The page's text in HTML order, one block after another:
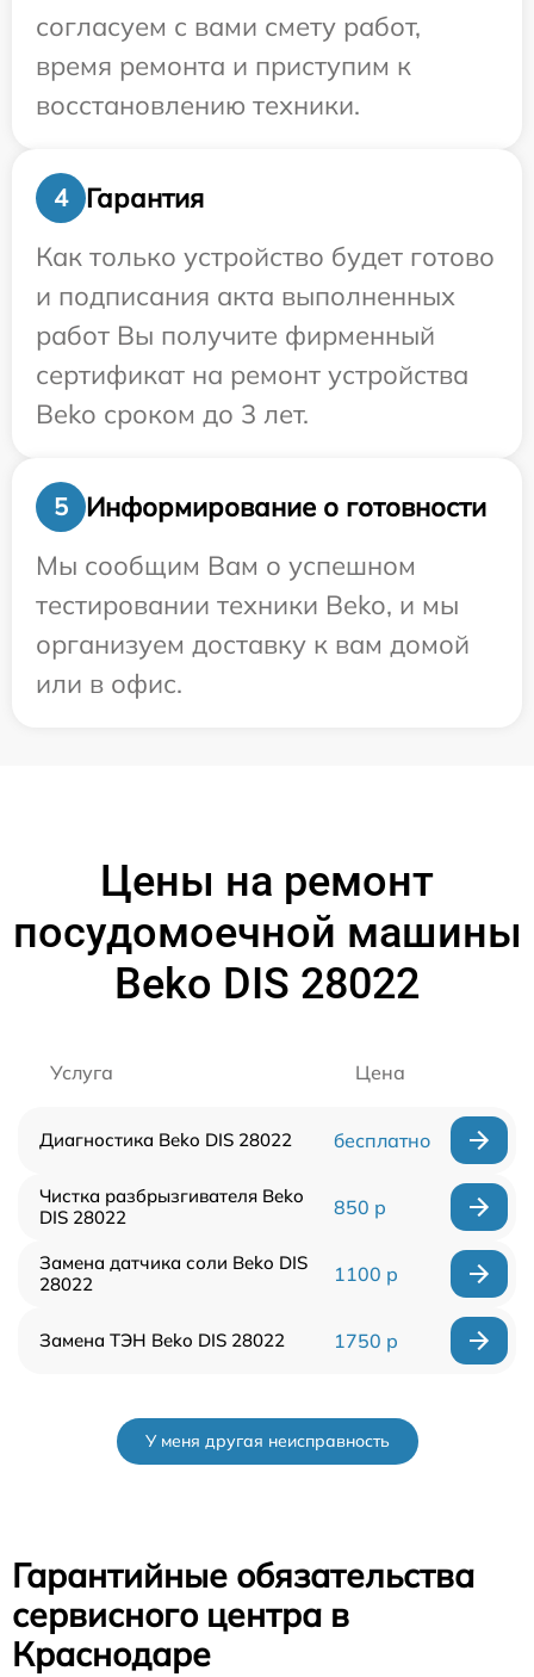
согласуем с вами смету работ,
время ремонта и приступим к
восстановлению техники.
4
Гарантия
Как только устройство будет готово
и подписания акта выполненных
работ Вы получите фирменный
сертификат на ремонт устройства
Beko сроком до 3 лет.
5
Информирование о готовности
Мы сообщим Вам о успешном
тестировании техники Beko, и мы
организуем доставку к вам домой
или в офис.
Цены на ремонт
посудомоечной машины
Beko DIS 28022
Услуга Цена
Диагностика Beko DIS 28022 бесплатно
Чистка разбрызгивателя Beko
DIS 28022
850 р
Замена датчика соли Beko DIS
28022
1100 р
Замена ТЭН Beko DIS 28022 1750 р
У меня другая неисправность
Гарантийные обязательства
сервисного центра в
Краснодаре